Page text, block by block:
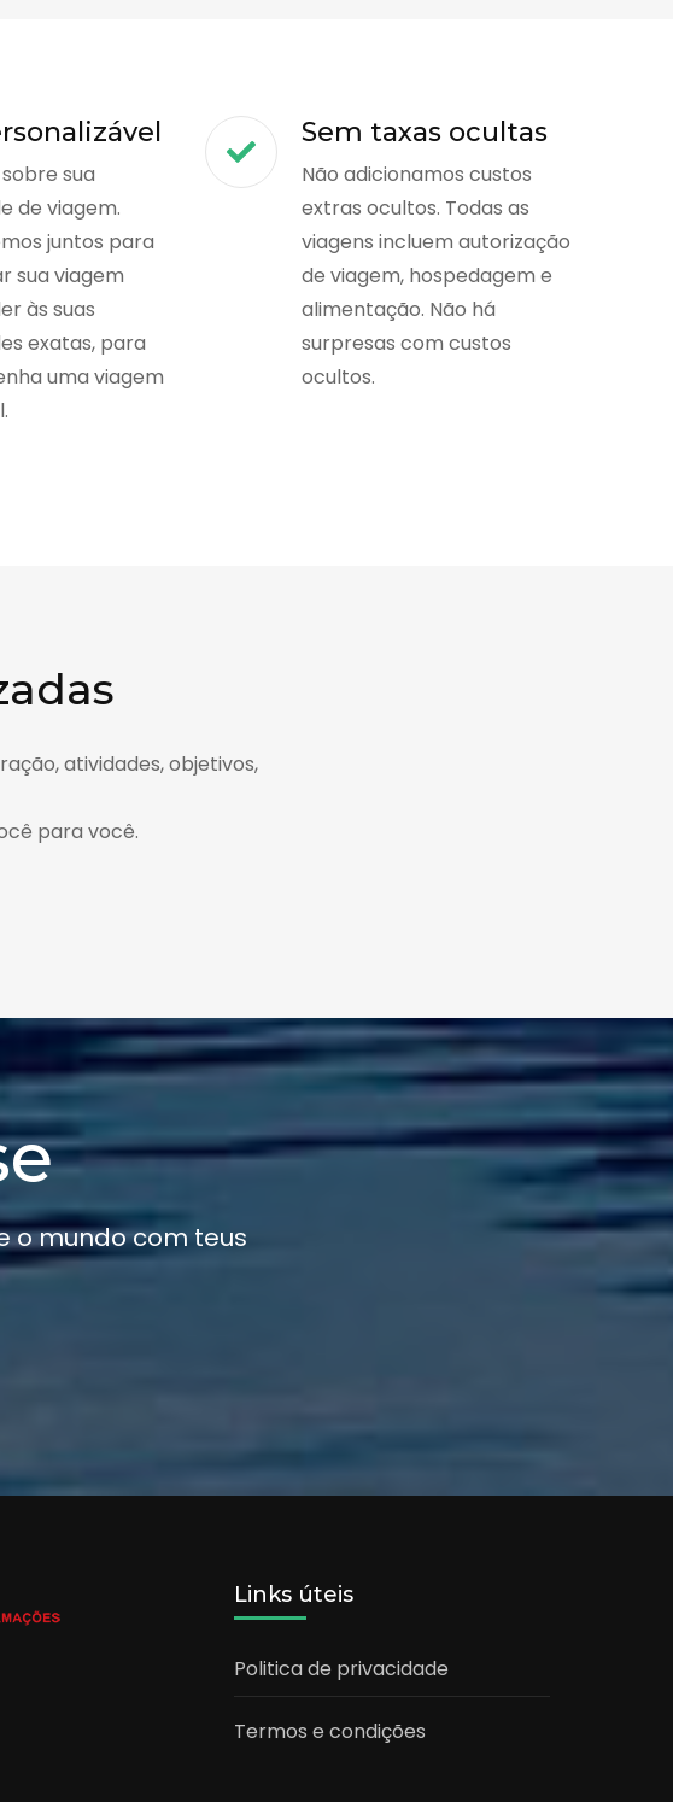
sua
de viagem.
juntos para
sua viagem
às suas
exatas, para
uma viagem
Sem taxas ocultas
Não adicionamos custos
extras ocultos. Todas as
viagens incluem autorização
de viagem, hospedagem e
alimentação. Não há
surpresas com custos
ocultos.
atividades, objetivos,
para você.
o mundo com teus
Links úteis
Politica de privacidade
Termos e condições